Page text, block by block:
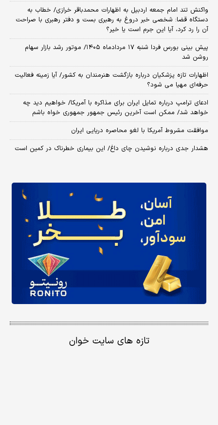
واکنش تند امام جمعه اردبیل به اظهارات محمدباقر خرازی/ خطاب به
دستگاه قضا: شخصی خبر دروغ به رهبری بست و دفتر رهبری با صراحت
آن را رد کرد، آیا این جرم است یا خیر؟
پیش بینی بورس فردا شنبه ۱۷ مردادماه ۱۴۰۵/ موتور رشد بازار سهام
روشن شد
اظهارات تازه پزشکیان درباره بازگشت هنرمندان به کشور/ آیا زمینه فعالیت
حرفه‌ای مهیا می شود؟
ادعای ترامپ درباره تمایل ایران برای مذاکره با آمریکا/ خواهیم دید چه
خواهد شد/ ممکن است آخرین رئیس‌ جمهور جمهوری خواه باشم
موافقت مشروط آمریکا با لغو محاصره دریایی ایران
هشدار جدی درباره نوشیدن چای داغ/ این بیماری خطرناک در کمین است
تازه های سایت خوان